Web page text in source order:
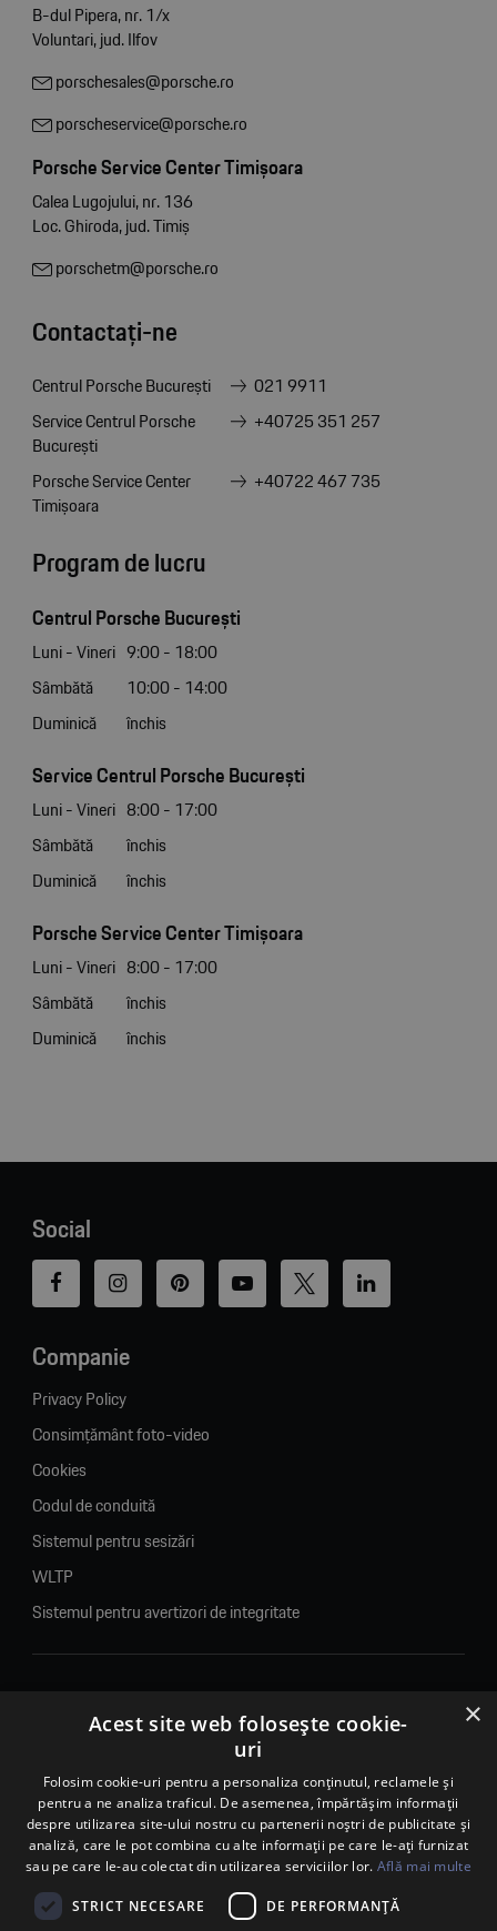
B-dul Pipera, nr. 1/x
Voluntari, jud. Ilfov
porschesales@porsche.ro
porscheservice@porsche.ro
Porsche Service Center Timișoara
Calea Lugojului, nr. 136
Loc. Ghiroda, jud. Timiș
porschetm@porsche.ro
Contactați-ne
Centrul Porsche București
021 9911
Service Centrul Porsche
București
+40725 351 257
Porsche Service Center
Timișoara
+40722 467 735
Program de lucru
Centrul Porsche București
Luni - Vineri 9:00 - 18:00
Sâmbătă
10:00 - 14:00
Duminică
închis
Service Centrul Porsche București
Luni - Vineri 8:00 - 17:00
Sâmbătă
închis
Duminică
închis
Porsche Service Center Timișoara
Luni - Vineri 8:00 - 17:00
Sâmbătă
închis
Duminică
închis
Social
Companie
Privacy Policy
Consimțământ foto-video
Cookies
Codul de conduită
Sistemul pentru sesizări
WLTP
Sistemul pentru avertizori de integritate
© 2026. Porsche Inter Auto Romania. Toate drepturile rezervate.
Porsche Inter Auto Romania SRL
RO22188461 J2007002067233
B-dul Pipera, nr. 2, Sala 1, Etaj 2, Voluntari, jud.Ilfov - sediu
social
B-dul Pipera, nr. 1/X, Centrul Porsche București – PCB,
Voluntari, jud. Ilfov – punct de lucru
Calea Lugojului, nr. 136, loc. Ghiroda, jud. Timiș – punct de
×
Acest site web folosește cookie-
uri
Folosim cookie-uri pentru a personaliza conținutul, reclamele și
pentru a ne analiza traficul. De asemenea, împărtășim informații
despre utilizarea site-ului nostru cu partenerii noștri de publicitate și
analiză, care le pot combina cu alte informații pe care le-ați furnizat
sau pe care le-au colectat din utilizarea serviciilor lor. Află mai multe
STRICT NECESARE DE PERFORMANȚĂ